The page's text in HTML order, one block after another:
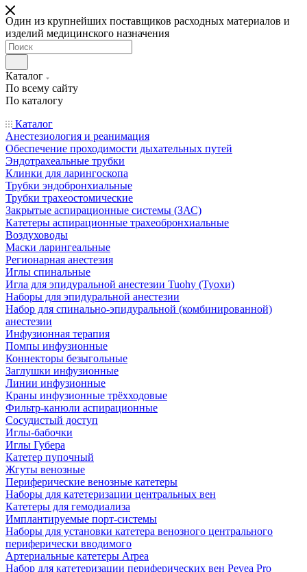
Один из крупнейших поставщиков расходных материалов и
изделий медицинского назначения
Каталог
По всему сайту
По каталогу
Каталог
Анестезиология и реанимация
Обеспечение проходимости дыхательных путей
Эндотрахеальные трубки
Клинки для ларингоскопа
Трубки эндобронхиальные
Трубки трахеостомические
Закрытые аспирационные системы (ЗАС)
Катетеры аспирационные трахеобронхиальные
Воздуховоды
Маски ларингеальные
Регионарная анестезия
Иглы спинальные
Игла для эпидуральной анестезии Tuohy (Туохи)
Наборы для эпидуральной анестезии
Набор для спинально-эпидуральной (комбинированной)
анестезии
Инфузионная терапия
Помпы инфузионные
Коннекторы безыгольные
Заглушки инфузионные
Линии инфузионные
Краны инфузионные трёхходовые
Фильтр-канюли аспирационные
Сосудистый доступ
Иглы-бабочки
Иглы Губера
Катетер пупочный
Жгуты венозные
Периферические венозные катетеры
Наборы для катетеризации центральных вен
Катетеры для гемодиализа
Имплантируемые порт‑системы
Наборы для установки катетера венозного центрального
периферически вводимого
Артериальные катетеры Arpea
Набор для катетеризации периферических вен Pevea Pro